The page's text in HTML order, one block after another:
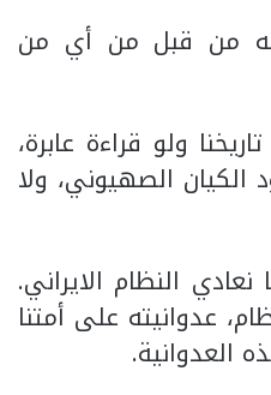
من قبل من أي من
ولو قراءة عابرة،
الصهيوني، ولا
النظام الايراني.
عدوانيته على أمتنا
العدوانية.